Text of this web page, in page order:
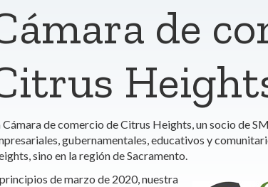
de
Cámara de comercio de Citrus Heights, un socio de
gubernamentales, educativos y
sino en la región de Sacramento.
de marzo de 2020, nuestra